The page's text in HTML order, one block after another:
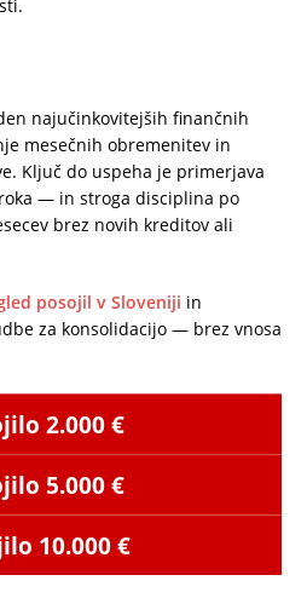
najučinkovitejših finančnih
mesečnih obremenitev in
Ključ do uspeha je primerjava
— in stroga disciplina po
brez novih kreditov ali
posojil v Sloveniji in
za konsolidacijo — brez vnosa
2.000 €
5.000 €
10.000 €